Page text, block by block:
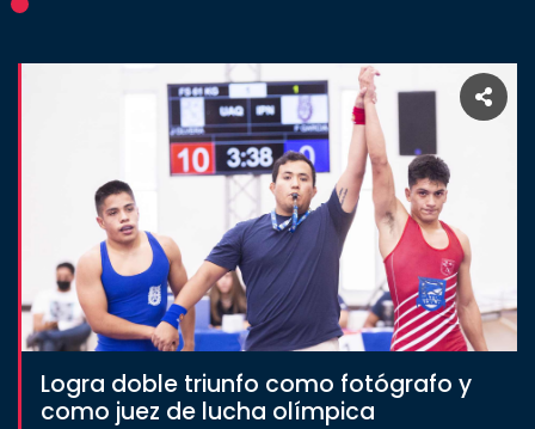
Logra doble triunfo como fotógrafo y
como juez de lucha olímpica